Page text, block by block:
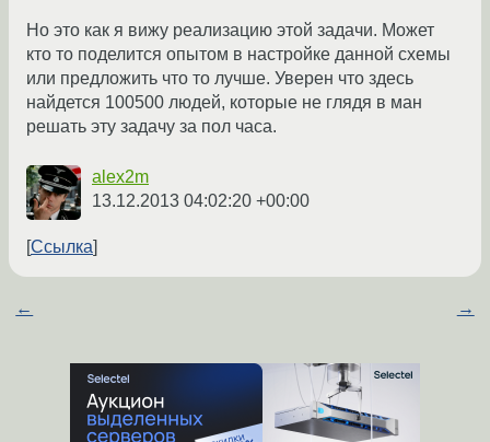
Но это как я вижу реализацию этой задачи. Может
кто то поделится опытом в настройке данной схемы
или предложить что то лучше. Уверен что здесь
найдется 100500 людей, которые не глядя в ман
решать эту задачу за пол часа.
alex2m
13.12.2013 04:02:20 +00:00
Ссылка
← →